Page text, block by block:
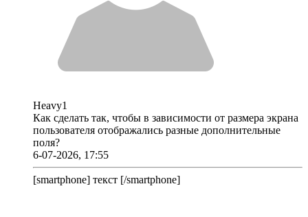
Heavy1
Как сделать так, чтобы в зависимости от размера экрана
пользователя отображались разные дополнительные
поля?
6-07-2026, 17:55
[smartphone] текст [/smartphone]